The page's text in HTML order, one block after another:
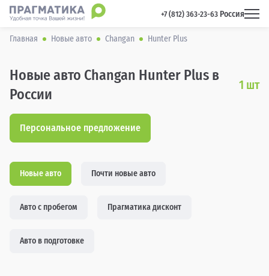
+7 (812) 363-23-63 Россия
Главная Новые авто Changan Hunter Plus
Новые авто Changan Hunter Plus в
России
1 шт
Персональное предложение
Новые авто Почти новые авто
Авто с пробегом Прагматика дисконт
Авто в подготовке